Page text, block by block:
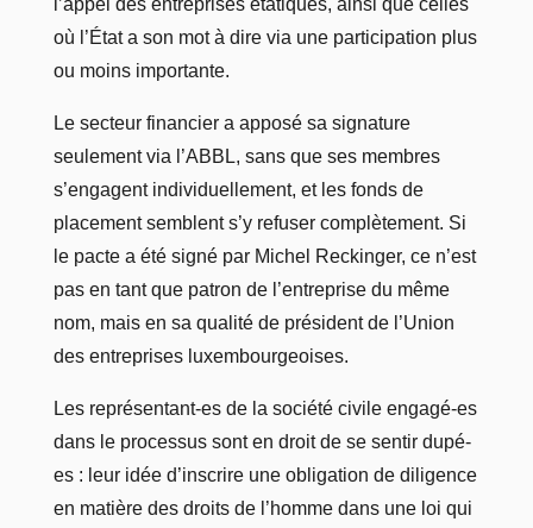
l’appel des entreprises étatiques, ainsi que celles
où l’État a son mot à dire via une participation plus
ou moins importante.
Le secteur financier a apposé sa signature
seulement via l’ABBL, sans que ses membres
s’engagent individuellement, et les fonds de
placement semblent s’y refuser complètement. Si
le pacte a été signé par Michel Reckinger, ce n’est
pas en tant que patron de l’entreprise du même
nom, mais en sa qualité de président de l’Union
des entreprises luxembourgeoises.
Les représentant-es de la société civile engagé-es
dans le processus sont en droit de se sentir dupé-
es : leur idée d’inscrire une obligation de diligence
en matière des droits de l’homme dans une loi qui